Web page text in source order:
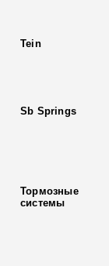
Tein
Sb Springs
Тормозные
системы